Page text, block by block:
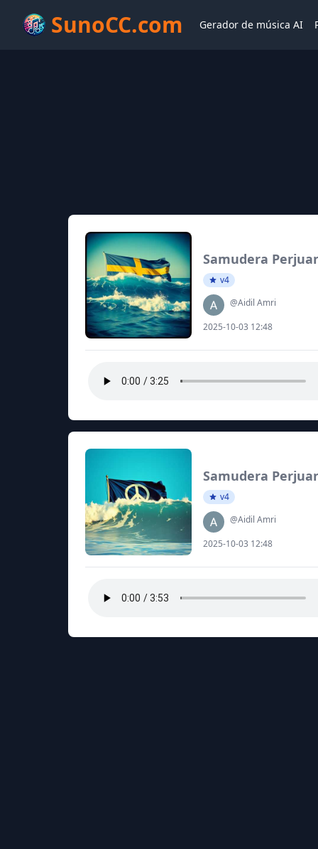
SunoCC.com Gerador de música AI
Samudera
v4
@Aidil Amri
2025-10-03 12:48
Samudera
v4
@Aidil Amri
2025-10-03 12:48